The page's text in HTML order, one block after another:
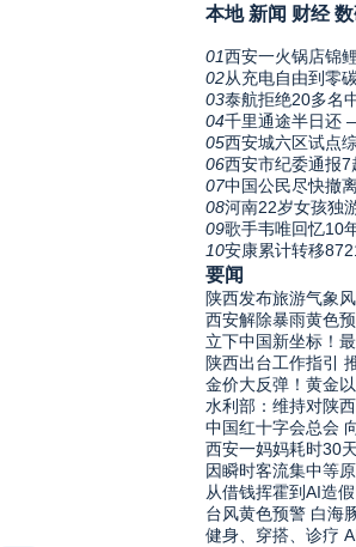
本地 新闻 财经
01西安一火锅店锦
02从充电自由到零
03泰航拒绝20多名
04千里通途半日还
05西安城六区试点
06西安市纪委通报7
07中国公民尽快撤
08河南22岁女孩独
09歌手韦唯回忆10
10安康累计转移
要闻
陕西发布旅游气象
西安解除暴雨黄色
立下中国新坐标！
陕西出台工作指引
金价大反弹！黄金
水利部：维持对陕
中国红十字会总会
西安一妈妈耗时30
因瞬时客流集中等
从借钱挥霍到AI造
台风黄色预警 白海
健身、穿搭、诊疗